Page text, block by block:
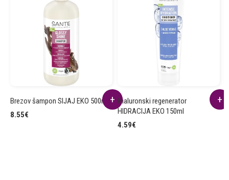
Brezov šampon SIJAJ EKO 500ml
8.55€
Hialuronski regenerator
HIDRACIJA EKO 150ml
4.59€